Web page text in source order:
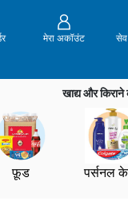
मेरा अकॉउंट
खाद्य और किराने
फ़ूड पर्सनल